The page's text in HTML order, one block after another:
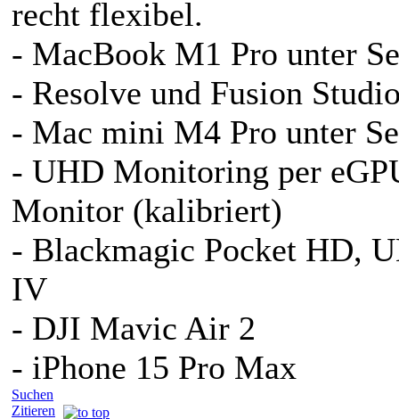
recht flexibel.
- MacBook M1 Pro unter
- Resolve und Fusion
- Mac mini M4 Pro unter
- UHD Monitoring per
Monitor (kalibriert)
- Blackmagic Pocket HD,
IV
- DJI Mavic Air 2
- iPhone 15 Pro Max
Suchen
Zitieren